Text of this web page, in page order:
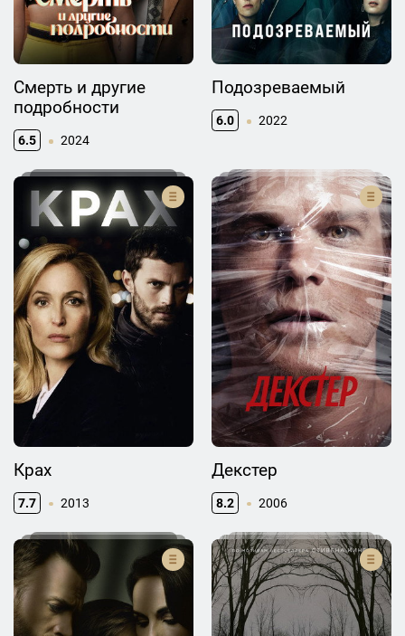
Смерть и другие
подробности
6.5 2024
Подозреваемый
6.0 2022
Крах
7.7 2013
Декстер
8.2 2006